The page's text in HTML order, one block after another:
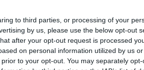
to third parties, or processing of your
by us, please use the below opt-out
after your opt-out request is processed
on personal information utilized by us
to your opt-out. You may separately
Országgyűlésnek azt a
Azok, akik szeptember 30.